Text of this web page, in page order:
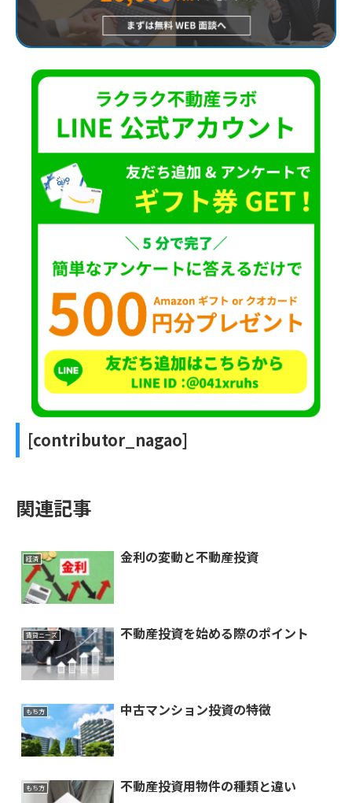
[contributor_nagao]
関連記事
経済 金利の変動と不動産投資
賃貸ニーズ 不動産投資を始める際のポイント
もち方 中古マンション投資の特徴
もち方 不動産投資用物件の種類と違い